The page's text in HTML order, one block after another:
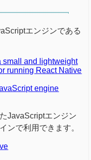
エンジンである
small and lightweight
running React Native
engine
JavaScriptエンジン
ンで利用できます。